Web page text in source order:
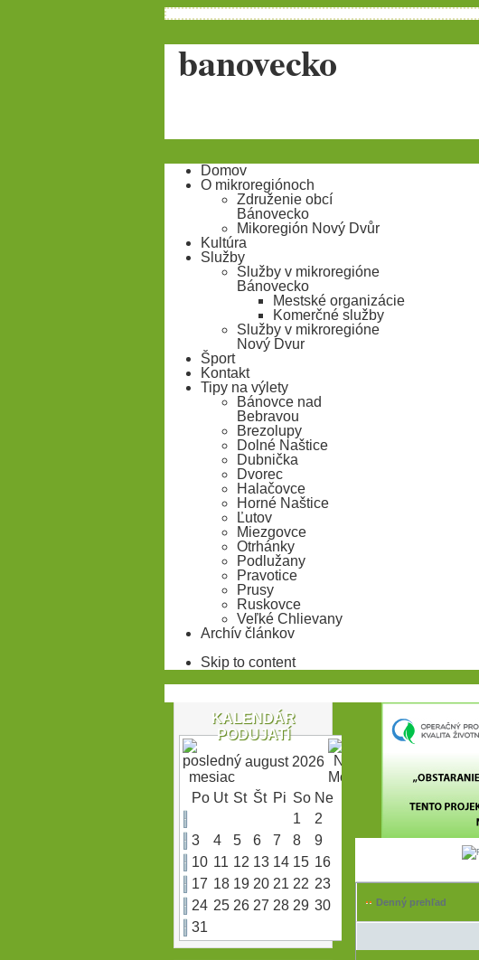
banovecko
Domov
O mikroregiónoch
Združenie obcí
Bánovecko
Mikoregión Nový Dvůr
Kultúra
Služby
Služby v mikroregióne
Bánovecko
Mestské organizácie
Komerčné služby
Služby v mikroregióne
Nový Dvur
Šport
Kontakt
Tipy na výlety
Bánovce nad
Bebravou
Brezolupy
Dolné Naštice
Dubnička
Dvorec
Halačovce
Horné Naštice
Ľutov
Miezgovce
Otrhánky
Podlužany
Pravotice
Prusy
Ruskovce
Veľké Chlievany
Archív článkov
Skip to content
Denný prehľad
KALENDÁR
PODUJATÍ
august 2026
Po Ut St Št Pi So Ne
1
2
3
4 5 6 7 8
9
10 11 12 13 14 15 16
17 18 19 20 21 22 23
24 25 26 27 28 29 30
31